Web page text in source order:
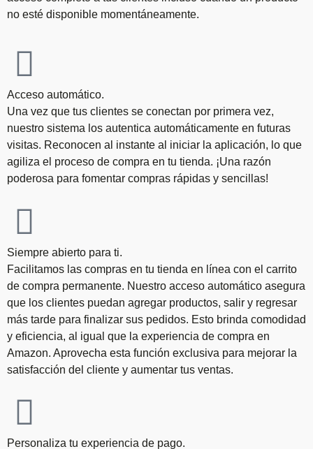
no esté disponible momentáneamente.
Acceso automático.
Una vez que tus clientes se conectan por primera vez,
nuestro sistema los autentica automáticamente en futuras
visitas. Reconocen al instante al iniciar la aplicación, lo que
agiliza el proceso de compra en tu tienda. ¡Una razón
poderosa para fomentar compras rápidas y sencillas!
Siempre abierto para ti.
Facilitamos las compras en tu tienda en línea con el carrito
de compra permanente. Nuestro acceso automático asegura
que los clientes puedan agregar productos, salir y regresar
más tarde para finalizar sus pedidos. Esto brinda comodidad
y eficiencia, al igual que la experiencia de compra en
Amazon. Aprovecha esta función exclusiva para mejorar la
satisfacción del cliente y aumentar tus ventas.
Personaliza tu experiencia de pago.